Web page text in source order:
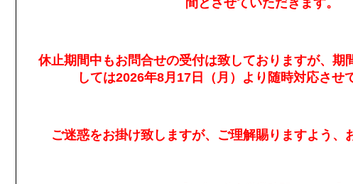
間とさせていただきます。
休止期間中もお問合せの受付は致しておりますが、期
しては2026年8月17日（月）より随時対応させ
ご迷惑をお掛け致しますが、ご理解賜りますよう、